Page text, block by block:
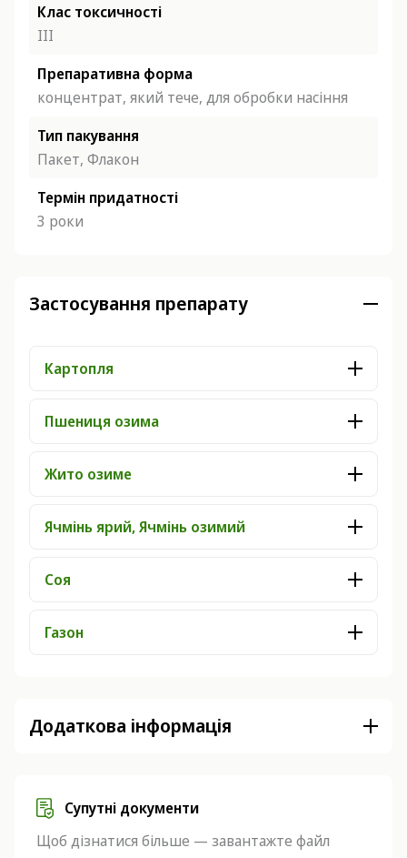
Клас токсичності
ІІІ
Препаративна форма
концентрат, який тече, для обробки насіння
Тип пакування
Пакет, Флакон
Термін придатності
3 роки
Застосування препарату
Картопля
Пшениця озима
Жито озиме
Ячмінь ярий, Ячмінь озимий
Соя
Газон
Додаткова інформація
Супутні документи
Щоб дізнатися більше — завантажте файл